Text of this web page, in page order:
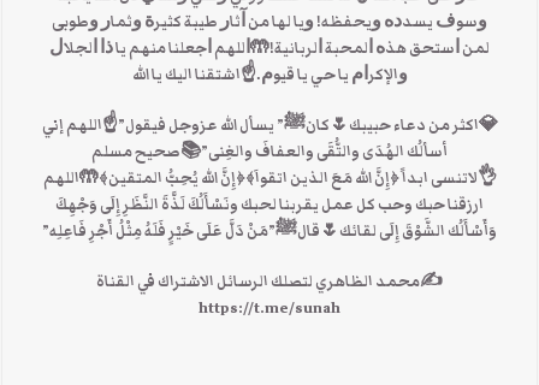
ﻭﺳﻮﻑ ﻳﺴﺪﺩﻩ ﻭﻳﺤﻔﻈﻪ! ﻭﻳﺎ ﻟﻬﺎ ﻣﻦ ﺁﺛﺎﺭ ﻃﻴﺒﺔ ﻛﺜﻴﺮﺓ ﻭﺛﻤﺎﺭ ﻭﻃﻮﺑﻰ
ﻟﻤﻦ ﺍﺳﺘﺤﻖ ﻫﺬﻩ ﺍﻟﻤﺤﺒﺔ ﺍﻟﺮﺑﺎﻧﻴﺔ!🤲ﺍﻟﻠﻬﻢ ﺍﺟﻌﻠﻨﺎ ﻣﻨﻬﻢ ﻳﺎ ﺫﺍ ﺍﻟﺠﻼﻝ
ﻭالإﻛﺮﺍﻡ ﻳﺎ ﺣﻲ ﻳﺎ ﻗﻴﻮﻡ.☝اشتقنا اليك يا الله
💎اكثر من دعاء حبيبك🌷كانﷺ” يسأل الله عزوجل فيقول”☝اللهم إني
أسألُك الهُدَى والتُّقَى والعفافَ والغِنى”📚صحيح مسلم
👌لاتنسى ابداً ﴿إِنَّ الله مَعَ الذين اتقواَ﴾﴿إِنَّ الله يُحِبُّ المتقين﴾🤲اللهم
ارزقنا حبك وحب كل عمل يقربنا لحبك ونَسْأَلُكَ لَذَّةَ النَّظَرِ إِلَى وَجْهِكَ
وَأَسْأَلُك الشَّوْقَ إِلَى لقائك🌷قالﷺ”مَنْ دَلَّ عَلَى خَيْرٍ فَلَهُ مِثْلُ أَجْرِ فَاعِلِه”
✍محمد الظاهري لتصلك الرسائل الاشتراك في القناة
https://t.me/sunah